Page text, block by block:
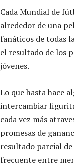
Cada Mundial de
alrededor de una
fanáticos de todas
el resultado de los
jóvenes.
Lo que hasta hace
intercambiar
cada vez más
promesas de
resultado parcial
frecuente entre